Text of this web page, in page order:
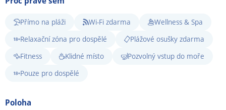
Přímo na pláži Wi-Fi zdarma
Wellness & Spa
Relaxační zóna pro dospělé
Plážové osušky zdarma
Fitness
Klidné místo
Pozvolný vstup do moře
Pouze pro dospělé
Poloha